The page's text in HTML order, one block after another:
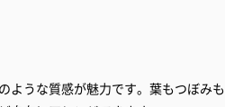
ような質感が魅力です。葉もつぼみも